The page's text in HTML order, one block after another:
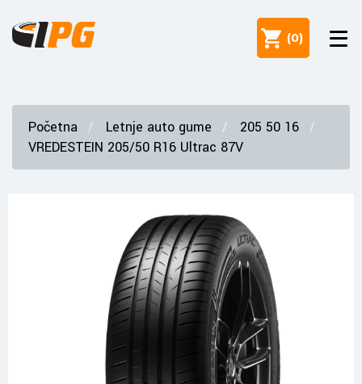
(0)
Početna Letnje auto gume
205 50 16
VREDESTEIN 205/50 R16 Ultrac 87V